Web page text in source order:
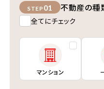
STEP 01 不動産の種
全てにチェック
マンション